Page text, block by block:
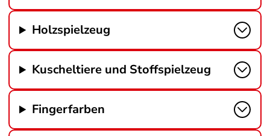
Holzspielzeug
Kuscheltiere und Stoffspielzeug
Fingerfarben